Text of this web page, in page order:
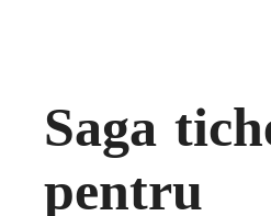
Saga